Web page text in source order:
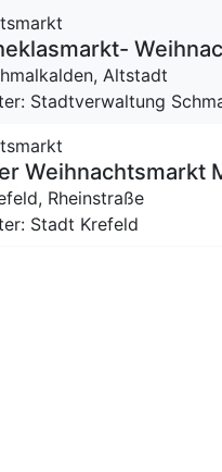
Altstadt
Stadtverwaltung
Weihnachtsmarkt
Rheinstraße
Stadt Krefeld